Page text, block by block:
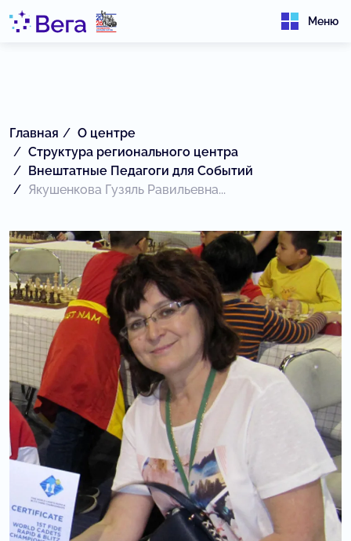
Меню
Главная
О центре
Структура регионального центра
Внештатные Педагоги для Событий
Якушенкова Гузяль Равильевна...